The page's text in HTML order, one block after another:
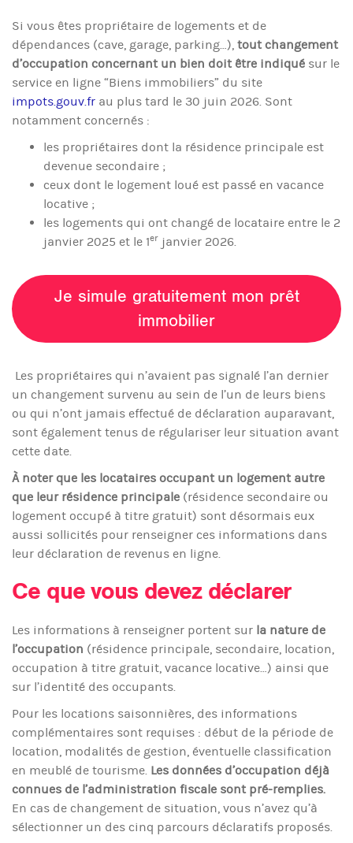
Si vous êtes propriétaire de logements et de
dépendances (cave, garage, parking…), tout changement
d’occupation concernant un bien doit être indiqué sur le
service en ligne “Biens immobiliers” du site
impots.gouv.fr au plus tard le 30 juin 2026. Sont
notamment concernés :
les propriétaires dont la résidence principale est
devenue secondaire ;
ceux dont le logement loué est passé en vacance
locative ;
les logements qui ont changé de locataire entre le 2
janvier 2025 et le 1er janvier 2026.
Je simule gratuitement mon prêt
immobilier
Les propriétaires qui n’avaient pas signalé l’an dernier
un changement survenu au sein de l’un de leurs biens
ou qui n’ont jamais effectué de déclaration auparavant,
sont également tenus de régulariser leur situation avant
cette date.
À noter que les locataires occupant un logement autre
que leur résidence principale (résidence secondaire ou
logement occupé à titre gratuit) sont désormais eux
aussi sollicités pour renseigner ces informations dans
leur déclaration de revenus en ligne.
Ce que vous devez déclarer
Les informations à renseigner portent sur la nature de
l’occupation (résidence principale, secondaire, location,
occupation à titre gratuit, vacance locative…) ainsi que
sur l’identité des occupants.
Pour les locations saisonnières, des informations
complémentaires sont requises : début de la période de
location, modalités de gestion, éventuelle classification
en meublé de tourisme. Les données d’occupation déjà
connues de l’administration fiscale sont pré-remplies.
En cas de changement de situation, vous n’avez qu’à
sélectionner un des cinq parcours déclaratifs proposés.